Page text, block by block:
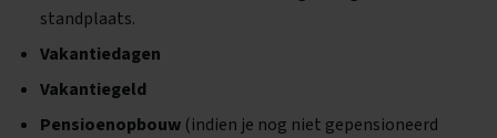
standplaats.
Vakantiedagen
Vakantiegeld
Pensioenopbouw (indien je nog niet gepensioneerd